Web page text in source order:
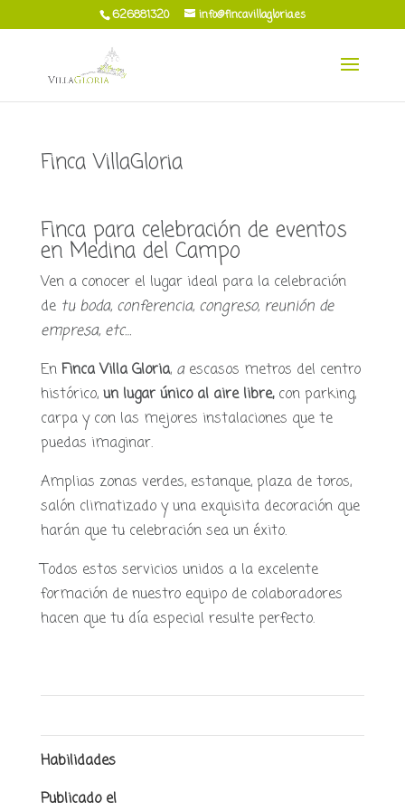
626881320 info@fincavillagloria.es
Finca VillaGloria
Finca para celebración de eventos
en Medina del Campo
Ven a conocer el lugar ideal para la celebración
de tu boda, conferencia, congreso, reunión de
empresa, etc…
En Finca Villa Gloria, a escasos metros del centro
histórico, un lugar único al aire libre, con parking,
carpa y con las mejores instalaciones que te
puedas imaginar.
Amplias zonas verdes, estanque, plaza de toros,
salón climatizado y una exquisita decoración que
harán que tu celebración sea un éxito.
Todos estos servicios unidos a la excelente
formación de nuestro equipo de colaboradores
hacen que tu día especial resulte perfecto.
Habilidades
Publicado el